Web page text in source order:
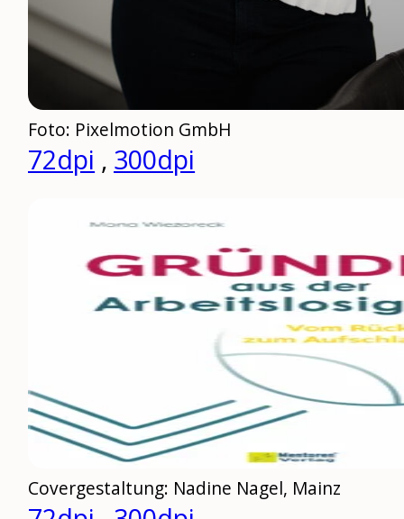
Foto: Pixelmotion GmbH
72dpi , 300dpi
Covergestaltung: Nadine Nagel, Mainz